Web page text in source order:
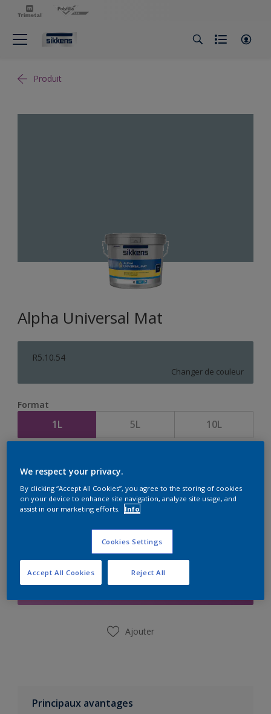
Produit
Alpha Universal Mat
R5.10.54
Changer de couleur
Format
1L 5L 10L
Ajouter à la liste d’achats
Ajouter
Principaux avantages
We respect your privacy.
By clicking “Accept All Cookies”, you agree to the storing of cookies
on your device to enhance site navigation, analyze site usage, and
assist in our marketing efforts.
Info
Cookies Settings
Reject All
Accept All Cookies